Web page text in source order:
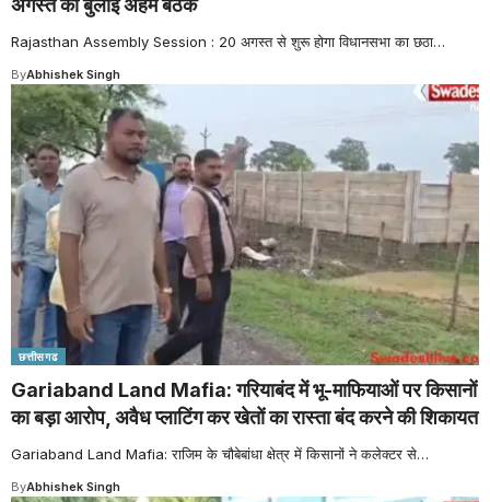
अगस्त को बुलाई अहम बैठक
Rajasthan Assembly Session : 20 अगस्त से शुरू होगा विधानसभा का छठा…
ByAbhishek Singh
छत्तीसगढ
Gariaband Land Mafia: गरियाबंद में भू-माफियाओं पर किसानों
का बड़ा आरोप, अवैध प्लाटिंग कर खेतों का रास्ता बंद करने की शिकायत
Gariaband Land Mafia: राजिम के चौबेबांधा क्षेत्र में किसानों ने कलेक्टर से…
ByAbhishek Singh